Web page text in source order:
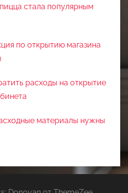
стала популярным
по открытию магазина
расходы на открытие
материалы нужны